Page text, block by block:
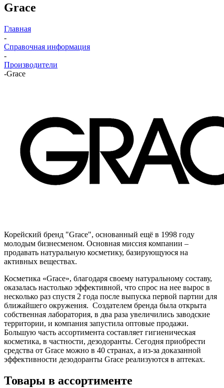
Grace
Главная
-
Справочная информация
-
Производители
-Grace
Корейский бренд "Grace", основанный ещё в 1998 году
молодым бизнесменом. Основная миссия компании –
продавать натуральную косметику, базирующуюся на
активных веществах.
Косметика «Grace», благодаря своему натуральному составу,
оказалась настолько эффективной, что спрос на нее вырос в
несколько раз спустя 2 года после выпуска первой партии для
ближайшего окружения. Создателем бренда была открыта
собственная лаборатория, в два раза увеличились заводские
территории, и компания запустила оптовые продажи.
Большую часть ассортимента составляет гигиеническая
косметика, в частности, дезодоранты. Сегодня приобрести
средства от Grace можно в 40 странах, а из-за доказанной
эффективности дезодоранты Grace реализуются в аптеках.
Товары в ассортименте